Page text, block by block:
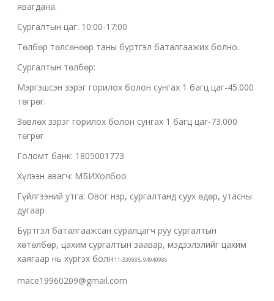
явагдана.
Сургалтын цаг: 10:00-17:00
Төлбөр төлсөнөөр таны бүртгэл баталгаажих болно.
Сургалтын төлбөр:
Мэргэшсэн зэрэг горилох болон сунгах 1 багц цаг-45.000
төгрөг.
Зөвлөх зэрэг горилох болон сунгах 1 багц цаг-73.000
төгрөг
Голомт банк: 1805001773
Хүлээн авагч: МБИХолбоо
Гүйлгээний утга: Овог нэр, сургалтанд суух өдөр, утасны
дугаар
Бүртгэл баталгаажсан суралцагч руу сургалтын
хөтөлбөр, цахим сургалтын заавар, мэдээлэлийг цахим
хаягаар нь хүргэх болн 11-330985, 94940986
mace19960209@gmail.com